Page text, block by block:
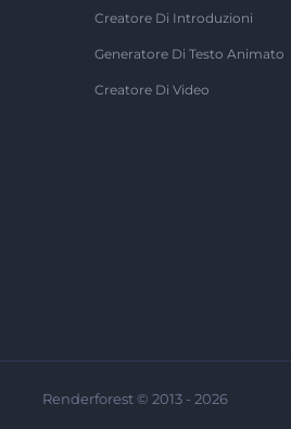
Creatore Di Introduzioni
Generatore Di Testo Animato
Creatore Di Video
Renderforest © 2013 - 2026